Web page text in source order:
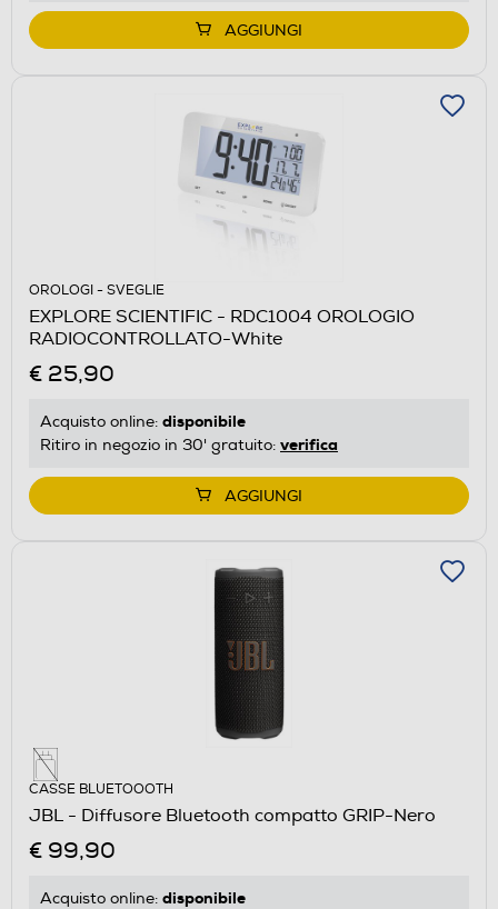
AGGIUNGI
OROLOGI - SVEGLIE
EXPLORE SCIENTIFIC - RDC1004 OROLOGIO
RADIOCONTROLLATO-White
€ 25,90
Acquisto online: disponibile
Ritiro in negozio in 30' gratuito: verifica
AGGIUNGI
CASSE BLUETOOOTH
JBL - Diffusore Bluetooth compatto GRIP-Nero
€ 99,90
Acquisto online: disponibile